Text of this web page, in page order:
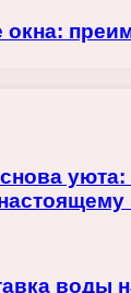
окна:
уюта:
воды